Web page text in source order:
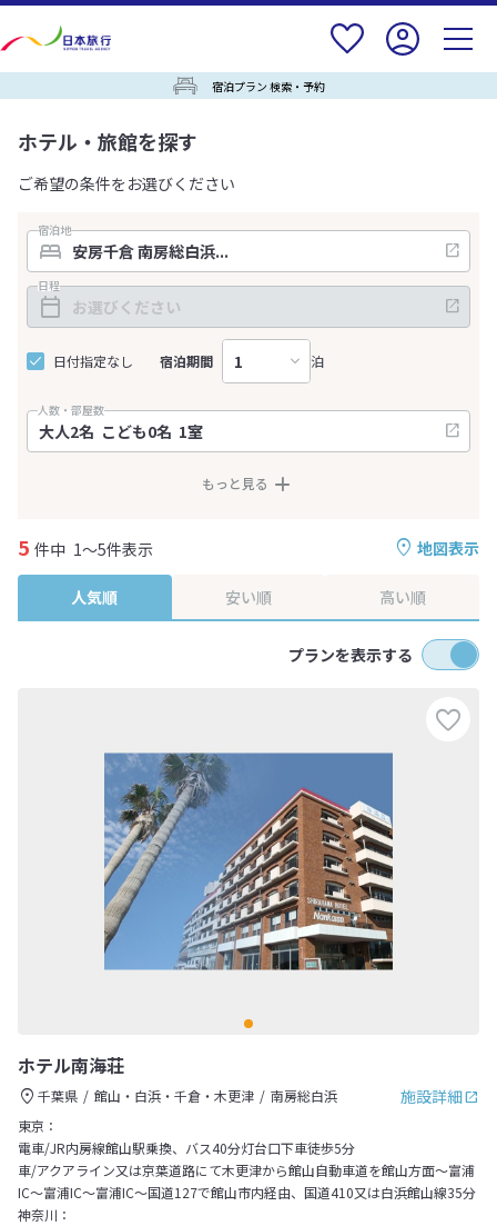
宿泊プラン 検索・予約
ホテル・旅館を探す
ご希望の条件をお選びください
宿泊地
日程
日付指定なし 宿泊期間 泊
人数・部屋数
もっと見る
地図表示
5 件中 1～5件表示
人気順 安い順 高い順
プランを表示する
ホテル南海荘
施設詳細
千葉県 館山・白浜・千倉・木更津
南房総白浜
東京：
電車/JR内房線館山駅乗換、バス40分灯台口下車徒歩5分
車/アクアライン又は京葉道路にて木更津から館山自動車道を館山方面～富浦
IC～富浦IC～富浦IC～国道127で館山市内経由、国道410又は白浜館山線35分
神奈川：